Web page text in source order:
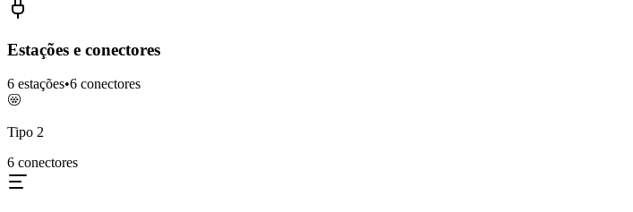
Estações e conectores
6 estações•6 conectores
Tipo 2
6 conectores